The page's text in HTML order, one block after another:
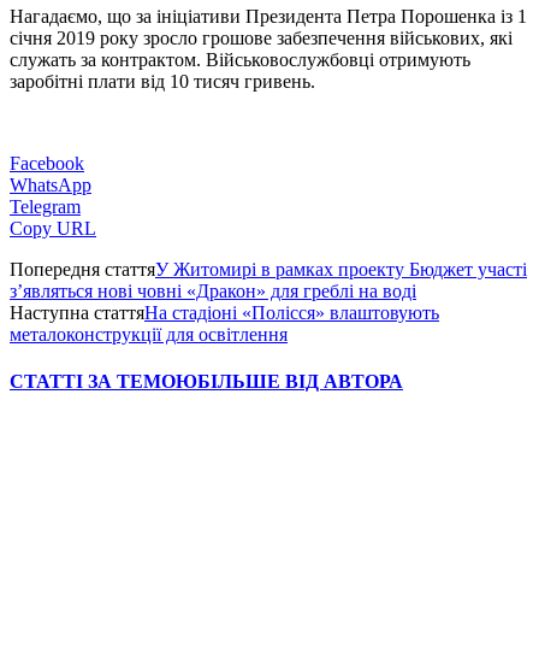
Нагадаємо, що за ініціативи Президента Петра Порошенка із 1
січня 2019 року зросло грошове забезпечення військових, які
служать за контрактом. Військовослужбовці отримують
заробітні плати від 10 тисяч гривень.
Facebook
WhatsApp
Telegram
Copy URL
Попередня статтяУ Житомирі в рамках проекту Бюджет участі
з’являться нові човні «Дракон» для греблі на воді
Наступна статтяНа стадіоні «Полісся» влаштовують
металоконструкції для освітлення
СТАТТІ ЗА ТЕМОЮБІЛЬШЕ ВІД АВТОРА